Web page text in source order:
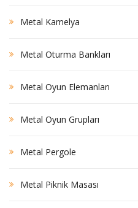
Metal Kamelya
Metal Oturma Bankları
Metal Oyun Elemanları
Metal Oyun Grupları
Metal Pergole
Metal Piknik Masası